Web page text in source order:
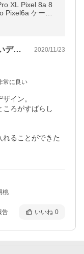
XL Pixel 8a 8
Pixel6a ケース
pixel4 3a 6a ス
シンプルで美しく飽きることがないデザイン 2020/11/23
常に良い
イン。
ころがすばらし
ることができた
桃
告 いいね 0